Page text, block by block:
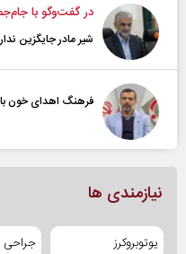
در گفت‌و‌گو با
شیر مادر جایگزین
فرهنگ اهدای خون
نیازمندی ها
یوتوبروکرز جراحی